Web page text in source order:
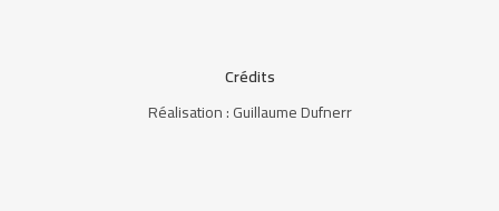
Crédits
Réalisation : Guillaume Dufnerr